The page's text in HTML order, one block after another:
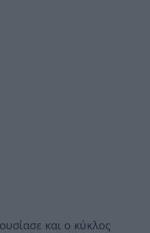
και ο κύκλος